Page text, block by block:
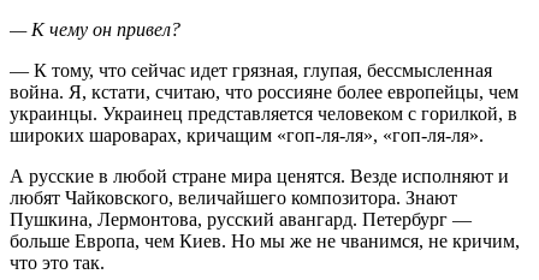
— К чему он привел?
— К тому, что сейчас идет грязная, глупая, бессмысленная
война. Я, кстати, считаю, что россияне более европейцы, чем
украинцы. Украинец представляется человеком с горилкой, в
широких шароварах, кричащим «гоп-ля-ля», «гоп-ля-ля».
А русские в любой стране мира ценятся. Везде исполняют и
любят Чайковского, величайшего композитора. Знают
Пушкина, Лермонтова, русский авангард. Петербург —
больше Европа, чем Киев. Но мы же не чванимся, не кричим,
что это так.